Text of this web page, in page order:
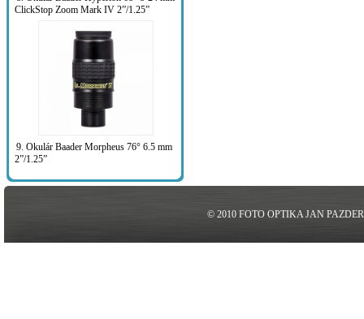
ClickStop Zoom Mark IV 2”/1.25”
9. Okulár Baader Morpheus 76° 6.5 mm
2”/1.25”
© 2010 FOTO OPTIKA JAN